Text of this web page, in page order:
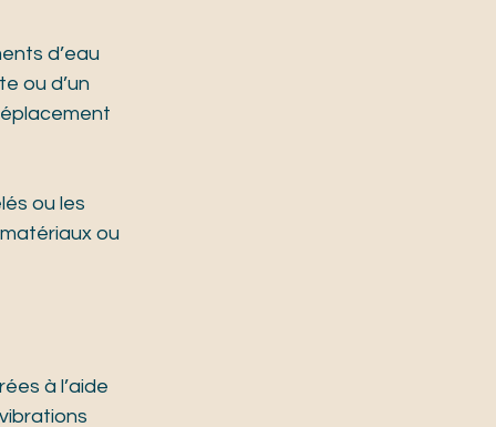
d’eau
ou d’un
ou les
ou
à l’aide